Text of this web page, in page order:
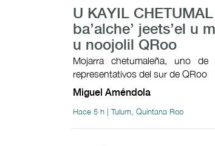
U KAYIL
ba’alche’ jeets’el u
u noojolil QRoo
Mojarra chetumaleña, uno
representativos del sur de QRoo
Miguel Améndola
Hace 5 h | Tulum, Quintana Roo